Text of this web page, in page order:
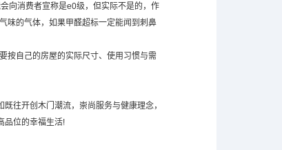
向消费者宣称是e0级，但实际不是的，作
味的气体，如果甲醛超标一定能闻到刺鼻
按自己的房屋的实际尺寸、使用习惯与需
往开创木门潮流，崇尚服务与健康理念，
品位的幸福生活!